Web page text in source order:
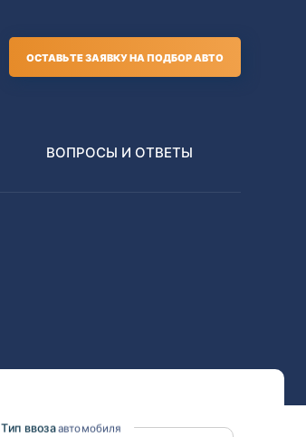
ОСТАВЬТЕ ЗАЯВКУ НА ПОДБОР АВТО
Nissan
ВОПРОСЫ И ОТВЕТЫ
Тип ввозаавтомобиля